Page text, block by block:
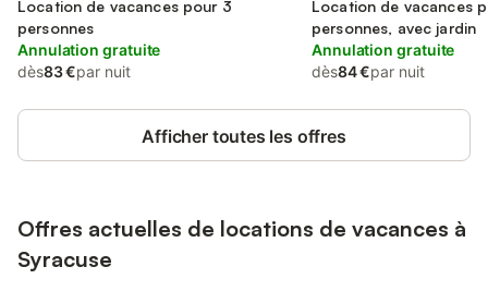
Location de vacances pour 3
personnes
Annulation gratuite
dès83 €par nuit
Location de vacances
personnes, avec jardin
Annulation gratuite
dès84 €par nuit
Afficher toutes les offres
Offres actuelles de locations de vacances à
Syracuse